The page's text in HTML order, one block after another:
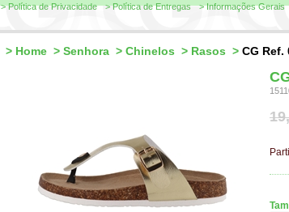
> Política de Privacidade > Política de Entregas > Informações Gerais
> Home > Senhora > Chinelos > Rasos > CG Ref.